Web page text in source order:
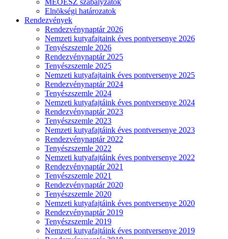
MEOESZ szabályzatok
Elnökségi határozatok
Rendezvények
Rendezvénynaptár 2026
Nemzeti kutyafajtaink éves pontversenye 2026
Tenyészszemle 2026
Rendezvénynaptár 2025
Tenyészszemle 2025
Nemzeti kutyafajtaink éves pontversenye 2025
Rendezvénynaptár 2024
Tenyészszemle 2024
Nemzeti kutyafajtáink éves pontversenye 2024
Rendezvénynaptár 2023
Tenyészszemle 2023
Nemzeti kutyafajtáink éves pontversenye 2023
Rendezvénynaptár 2022
Tenyészszemle 2022
Nemzeti kutyafajtáink éves pontversenye 2022
Rendezvénynaptár 2021
Tenyészszemle 2021
Rendezvénynaptár 2020
Tenyészszemle 2020
Nemzeti kutyafajtáink éves pontversenye 2020
Rendezvénynaptár 2019
Tenyészszemle 2019
Nemzeti kutyafajtáink éves pontversenye 2019